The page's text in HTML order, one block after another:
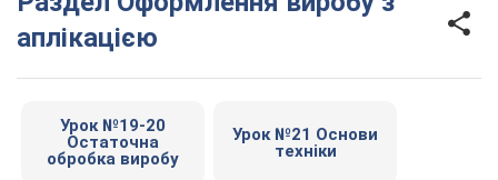
аплікацією
Урок №19-20
Остаточна
обробка виробу
Урок №21 Основи
техніки